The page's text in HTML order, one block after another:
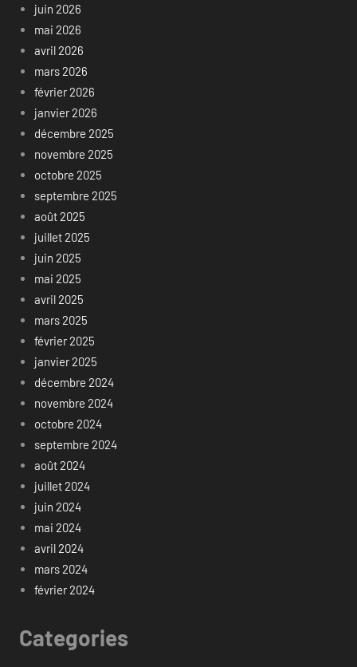
juin 2026
mai 2026
avril 2026
mars 2026
février 2026
janvier 2026
décembre 2025
novembre 2025
octobre 2025
septembre 2025
août 2025
juillet 2025
juin 2025
mai 2025
avril 2025
mars 2025
février 2025
janvier 2025
décembre 2024
novembre 2024
octobre 2024
septembre 2024
août 2024
juillet 2024
juin 2024
mai 2024
avril 2024
mars 2024
février 2024
Categories